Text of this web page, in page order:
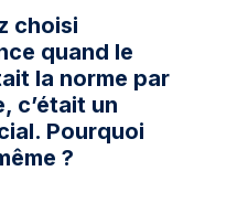
choisi
quand le
la norme par
c’était un
Pourquoi
?